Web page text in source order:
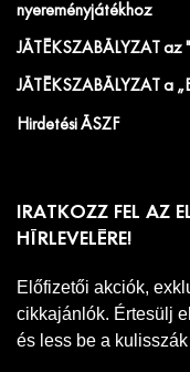
nyereményjátékhoz
JÁTÉKSZABÁLYZAT az
JÁTÉKSZABÁLYZAT a
Hirdetési ÁSZF
IRATKOZZ FEL AZ
HÍRLEVELÉRE!
Előfizetői akciók,
cikkajánlók. Értesülj
és less be a